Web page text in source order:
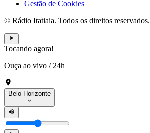
Gestão de Cookies
© Rádio Itatiaia. Todos os direitos reservados.
Tocando agora!
Ouça ao vivo / 24h
Belo Horizonte